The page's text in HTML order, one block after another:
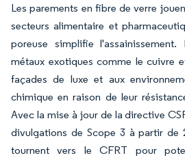
Les parements en fibre de verre
secteurs alimentaire et
poreuse simplifie
métaux exotiques comme le cuivre
façades de luxe et aux
chimique en raison de leur
Avec la mise à jour de la directive
divulgations de Scope 3 à partir de
tournent vers le CFRT pour